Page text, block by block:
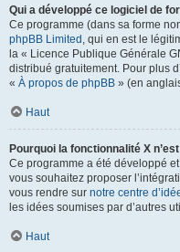
Qui a développé ce logiciel de
Ce programme (dans sa forme
phpBB Limited , qui en est le
la « Licence Publique Générale
distribué gratuitement. Pour plus
« À propos de phpBB » (en
Haut
Pourquoi la fonctionnalité X
Ce programme a été développé
vous souhaitez proposer
vous rendre sur notre centre
les idées soumises par d’autres
Haut